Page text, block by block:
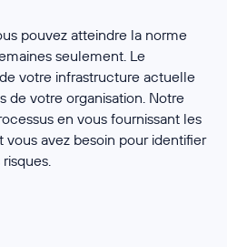
pouvez atteindre la norme
seulement. Le
votre infrastructure actuelle
de votre organisation. Notre
en vous fournissant les
avez besoin pour identifier